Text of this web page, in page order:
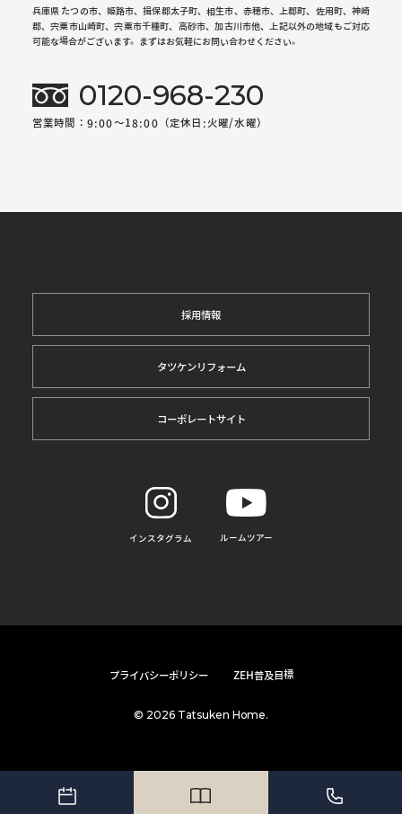
兵庫県 たつの市、姫路市、揖保郡太子町、相生市、赤穂市、上郡町、佐用町、神崎
郡、宍粟市山崎町、宍粟市千種町、高砂市、加古川市他、上記以外の地域もご対応
可能な場合がございます。まずはお気軽にお問い合わせください。
0120-968-230
営業時間：9:00～18:00（定休日:火曜/水曜）
採用情報
タツケンリフォーム
コーポレートサイト
インスタグラム ルームツアー
プライバシーポリシー ZEH普及目標
© 2026 Tatsuken Home.